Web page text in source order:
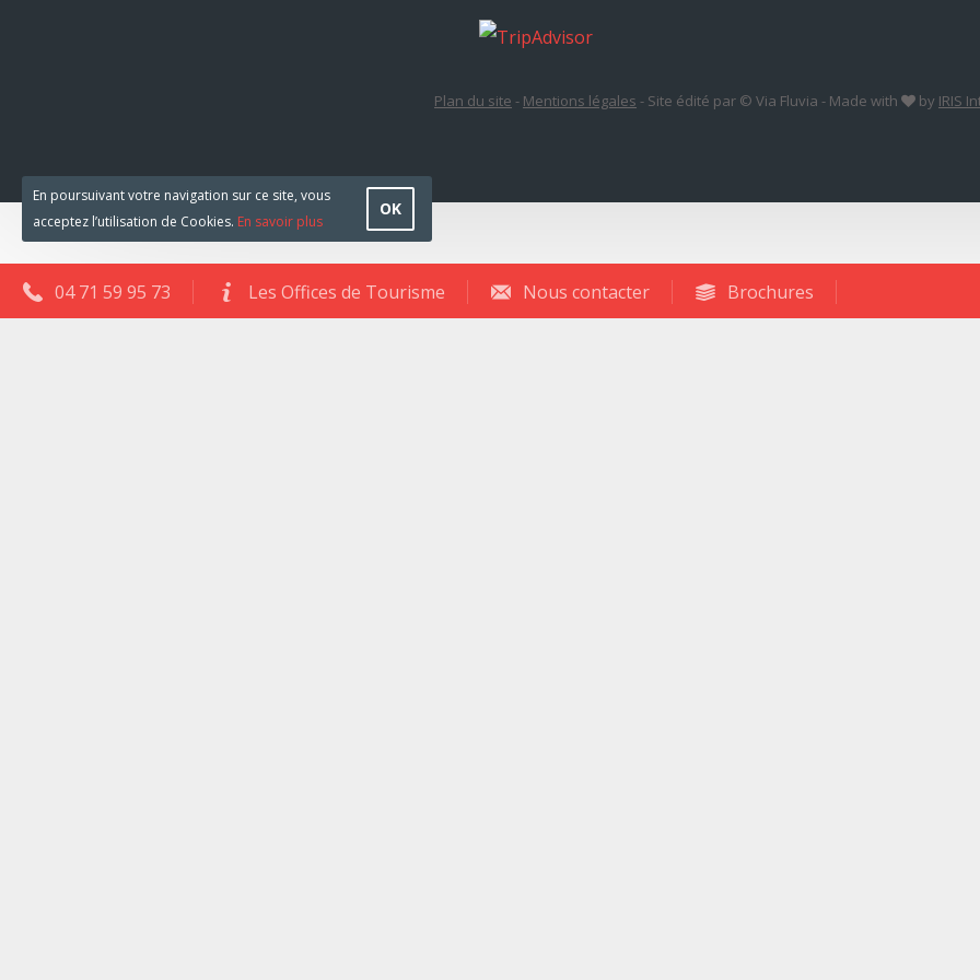
Plan du site - Mentions légales - Site édité par © Via Fluvia - Made with by IRIS
04 71 59 95 73 Les Offices de Tourisme Nous contacter Brochures
En poursuivant votre navigation sur ce site, vous
acceptez l’utilisation de Cookies. En savoir plus
OK